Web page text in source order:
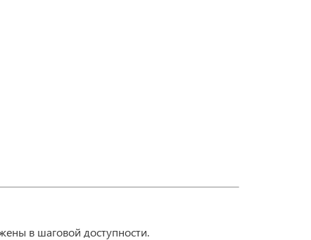
в шаговой доступности.